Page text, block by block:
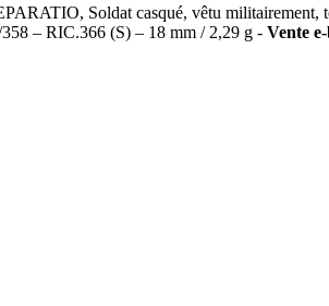
Soldat casqué, vêtu militairement,
– RIC.366 (S) – 18 mm / 2,29 g - Vente